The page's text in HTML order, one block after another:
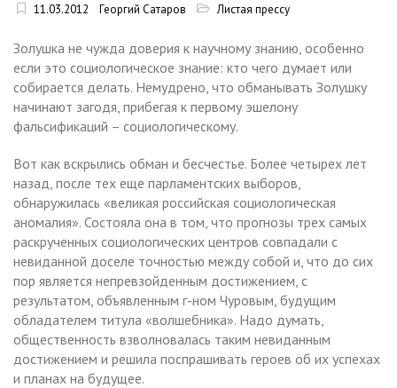
11.03.2012 Георгий Сатаров Листая прессу
Золушка не чужда доверия к научному знанию, особенно
если это социологическое знание: кто чего думает или
собирается делать. Немудрено, что обманывать Золушку
начинают загодя, прибегая к первому эшелону
фальсификаций – социологическому.
Вот как вскрылись обман и бесчестье. Более четырех лет
назад, после тех еще парламентских выборов,
обнаружилась «великая российская социологическая
аномалия». Состояла она в том, что прогнозы трех самых
раскрученных социологических центров совпадали с
невиданной доселе точностью между собой и, что до сих
пор является непревзойденным достижением, с
результатом, объявленным г-ном Чуровым, будущим
обладателем титула «волшебника». Надо думать,
общественность взволновалась таким невиданным
достижением и решила поспрашивать героев об их успехах
и планах на будущее.